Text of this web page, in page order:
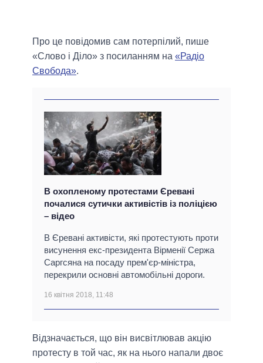
Про це повідомив сам потерпілий, пише
«Слово і Діло» з посиланням на «Радіо
Свобода».
В охопленому протестами Єревані
почалися сутички активістів із поліцією
– відео
В Єревані активісти, які протестують проти
висунення екс-президента Вірменії Сержа
Саргсяна на посаду прем'єр-міністра,
перекрили основні автомобільні дороги.
16 квітня 2018, 11:48
Відзначається, що він висвітлював акцію
протесту в той час, як на нього напали двоє